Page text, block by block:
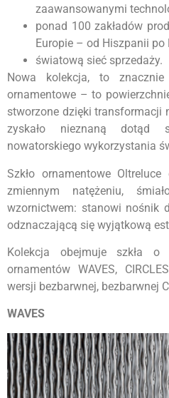
zaawansowanymi
ponad 100 zakładów
Europie – od Hiszpanii po
światową sieć sprzedaży.
Nowa kolekcja, to
ornamentowe – to
stworzone dzięki transformacji
zyskało nieznaną dotąd
nowatorskiego wykorzystania
Szkło ornamentowe
zmiennym natężeniu,
wzornictwem: stanowi nośnik
odznaczającą się wyjątkową
Kolekcja obejmuje szkła o
ornamentów WAVES,
wersji bezbarwnej, bezbarwnej
WAVES